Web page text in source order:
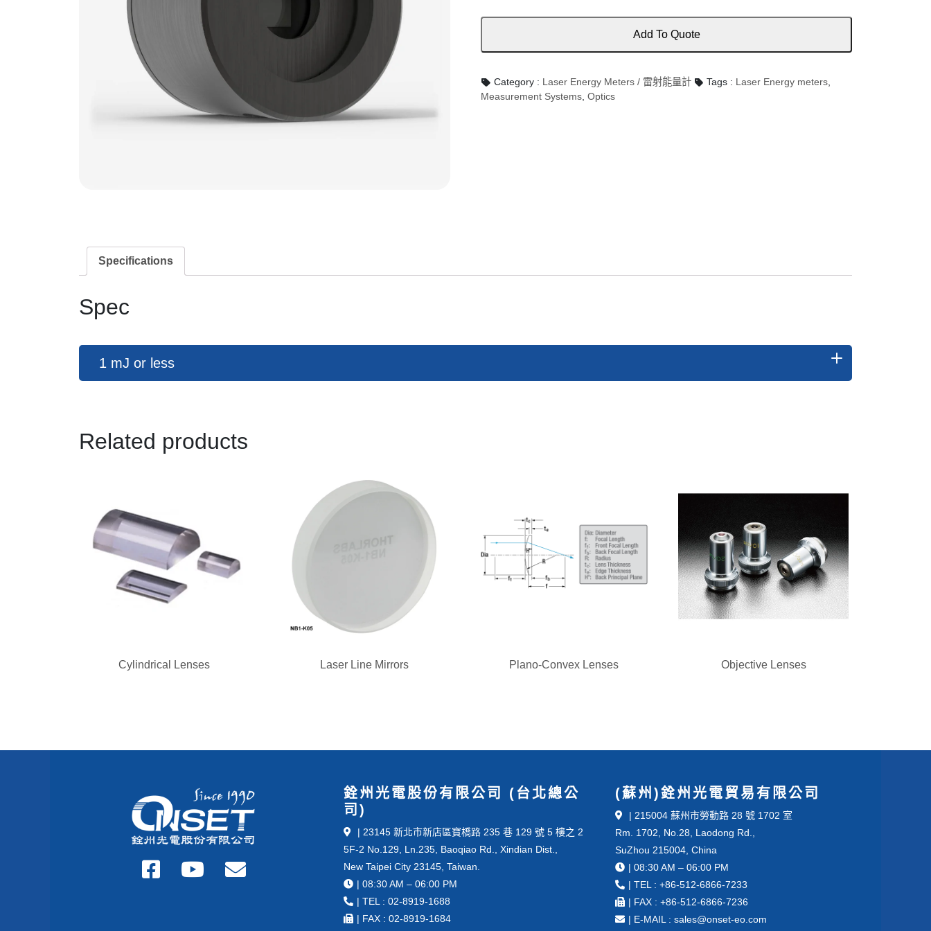
Add To Quote
Category : Laser Energy Meters / 雷射能量計 Tags : Laser Energy meters
Measurement Systems ,Optics
Specifications
Spec
1 mJ or less
Related products
Cylindrical Lenses Laser Line Mirrors Plano-Convex Lenses Objective Lenses
銓州光電股份有限公司 (台北總公
司)
| 23145 新北市新店區寶橋路 235 巷 129 號 5 樓之 2
5F-2 No.129, Ln.235, Baoqiao Rd., Xindian Dist.,
New Taipei City 23145, Taiwan.
| 08:30 AM – 06:00 PM
| TEL : 02-8919-1688
| FAX : 02-8919-1684
(蘇州)銓州光電貿易有限公司
| 215004 蘇州市勞動路 28 號 1702 室
Rm. 1702, No.28, Laodong Rd.,
SuZhou 215004, China
| 08:30 AM – 06:00 PM
| TEL : +86-512-6866-7233
| FAX : +86-512-6866-7236
| E-MAIL : sales@onset-eo.com